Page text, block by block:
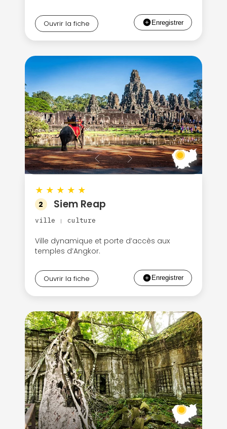
Ouvrir la fiche
★ ★ ★ ★ ★
2 Siem Reap
ville | culture
Ville dynamique et porte d’accès aux
temples d’Angkor.
Ouvrir la fiche